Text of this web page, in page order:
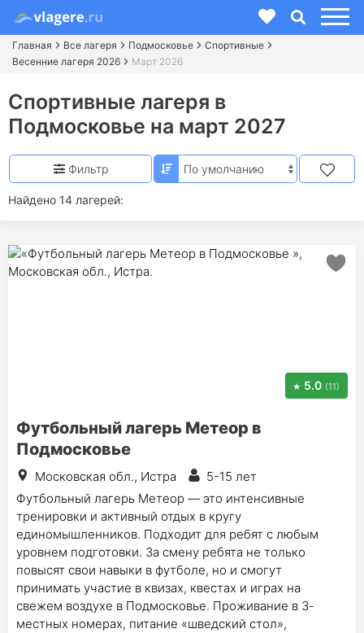
Главная Все лагеря Подмосковье
Спортивные
Весенние лагеря 2026
Март 2026
Спортивные лагеря в
Подмосковье на март 2027
Найдено 14 лагерей:
Фильтр
5.0 (11)
Футбольный лагерь Метеор в
Подмосковье
Московская обл., Истра
5-15 лет
Футбольный лагерь Метеор — это интенсивные
тренировки и активный отдых в кругу
единомышленников. Подходит для ребят с любым
уровнем подготовки. За смену ребята не только
повысят свои навыки в футболе, но и смогут
принимать участие в квизах, квестах и играх на
свежем воздухе в Подмосковье. Проживание в 3-
местных номерах, питание «шведский стол»,